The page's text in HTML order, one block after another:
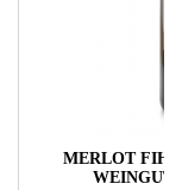
MERLOT FIHL
WEINGUT